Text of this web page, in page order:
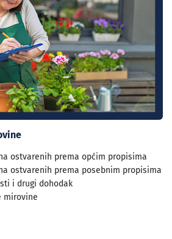
ostvarenih prema općim propisima
ostvarenih prema posebnim propisima
i drugi dohodak
mirovine